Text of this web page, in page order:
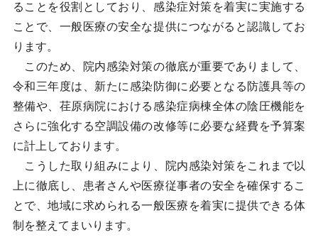
ることを役割としており、感染症対策を着実に実施する
ことで、一般医療の安全な提供につながると認識してお
ります。
このため、院内感染対策の徹底が重要でありまして、
令和三年度は、新たに感染防御に必要となる防護具等の
整備や、荏原病院における感染症病棟全体の陰圧機能を
さらに強化する空調設備の改修等に必要な経費を予算案
に計上しております。
こうした取り組みにより、院内感染対策をこれまで以
上に徹底し、患者さんや医療従事者の安全を確保するこ
とで、地域に求められる一般医療を着実に提供できる体
制を整えてまいります。